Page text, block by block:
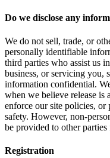
Do we disclose any
We do not sell, trade, or
personally identifiable
third parties who assist us
business, or servicing you,
information confidential.
when we believe release
enforce our site policies, or
safety. However, non-
be provided to other
Registration